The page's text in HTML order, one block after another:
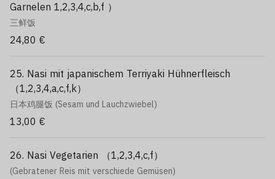
Garnelen 1,2,3,4,c,b,f ）
三鲜饭
24,80 €
25. Nasi mit japanischem Terriyaki Hühnerfleisch
（1,2,3,4,a,c,f,k）
日本鸡腿饭 (Sesam und Lauchzwiebel)
13,00 €
26. Nasi Vegetarien （1,2,3,4,c,f）
(Gebratener Reis mit verschiede Gemüsen)